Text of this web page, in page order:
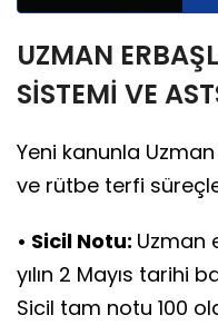
UZMAN
SİSTEMİ VE
Yeni kanunla
ve rütbe terfi
• Sicil Notu: Uzman
yılın 2 Mayıs tarihi
Sicil tam notu 100